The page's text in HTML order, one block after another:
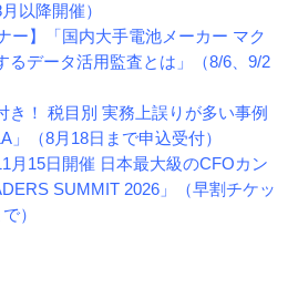
以降開催）
ー】「国内大手電池メーカー マク
るデータ活用監査とは」（8/6、9/2
き！ 税目別 実務上誤りが多い事例
」（8月18日まで申込受付）
月15日開催 日本最大級のCFOカン
SUMMIT 2026」（早割チケッ
）